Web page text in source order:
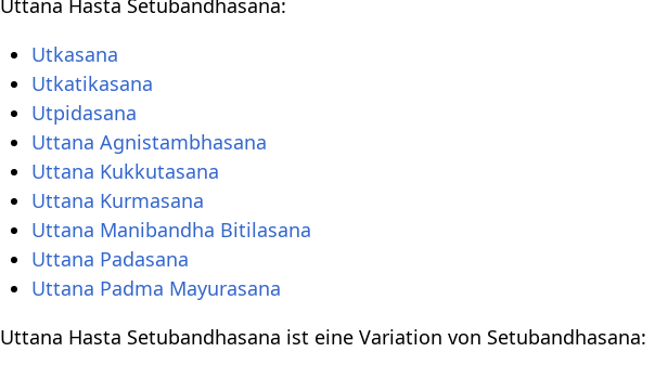
Utkasana
Utkatikasana
Utpidasana
Uttana Agnistambhasana
Uttana Kukkutasana
Uttana Kurmasana
Uttana Manibandha Bitilasana
Uttana Padasana
Uttana Padma Mayurasana
Uttana Hasta Setubandhasana ist eine Variation von Setubandhasana: